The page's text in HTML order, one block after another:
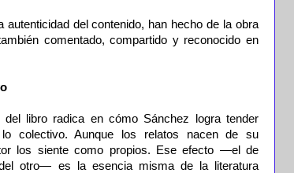
autenticidad del contenido, han hecho de la obra
comentado, compartido y reconocido en
libro radica en cómo Sánchez logra tender
colectivo. Aunque los relatos nacen de su
los siente como propios. Ese efecto —el de
otro— es la esencia misma de la literatura